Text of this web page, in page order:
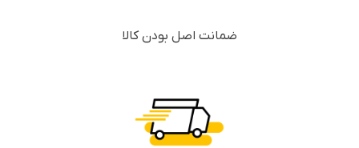
ضمانت اصل بودن کالا